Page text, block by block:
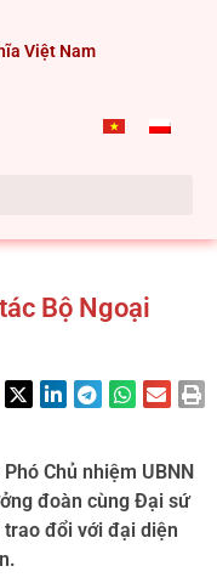
Việt Nam
Bộ Ngoại
Chủ nhiệm UBNN
đoàn cùng Đại sứ
trao đổi với đại diện